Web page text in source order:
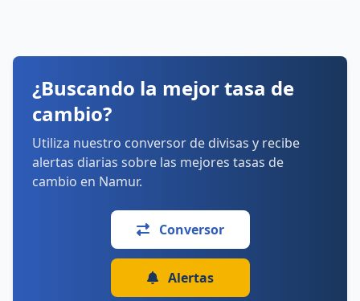
Cómo llegar
¿Buscando la mejor tasa de
cambio?
Utiliza nuestro conversor de divisas y recibe
alertas diarias sobre las mejores tasas de
cambio en Namur.
Conversor
Alertas